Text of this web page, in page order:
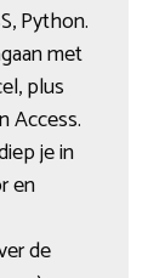
Python.
met
plus
Access.
je in
en
de